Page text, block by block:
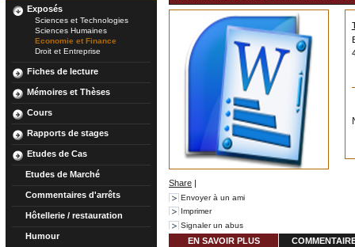
Exposés
Sciences et Technologies
Sciences Humaines
Economie et Finance
Droit et Entreprise
Fiches de lecture
Mémoires et Thèses
Cours
Rapports de stages
Etudes de Cas
Etudes de Marché
Commentaires d'arrêts
Hôtellerie / restauration
Humour
Share |
Envoyer à un ami
Imprimer
Signaler un abus
EN SAVOIR PLUS